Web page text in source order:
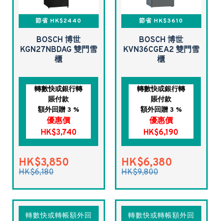
節省 HK$2440
BOSCH 博世
KGN27NBDAG 雙門雪
櫃
轉數快或銀行轉
賬付款
額外回贈 3 %
優惠價
HK$3,740
HK$3,850
HK$6,180
節省 HK$3610
BOSCH 博世
KVN36CGEA2 雙門雪
櫃
轉數快或銀行轉
賬付款
額外回贈 3 %
優惠價
HK$6,190
HK$6,380
HK$9,800
轉數快或轉帳額外回
轉數快或轉帳額外回